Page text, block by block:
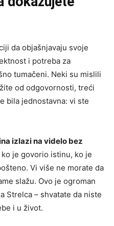
da objašnjavaju svoje
i potreba za
tumačeni. Neki su mislili
od odgovornosti, treći
bila jednostavna: vi ste
izlazi na videlo bez
je govorio istinu, ko je
Vi više ne morate da
slažu. Ovo je ogroman
Strelca – shvatate da niste
i u život.